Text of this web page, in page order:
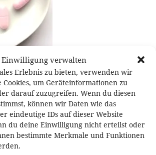
Einwilligung verwalten
Erlebnis zu bieten, verwenden wir
Cookies, um Geräteinformationen zu
darauf zuzugreifen. Wenn du diesen
können wir Daten wie das
eindeutige IDs auf dieser Website
du deine Einwilligung nicht erteilst oder
bestimmte Merkmale und Funktionen
Originalgröße
207 × 191
Kommentar